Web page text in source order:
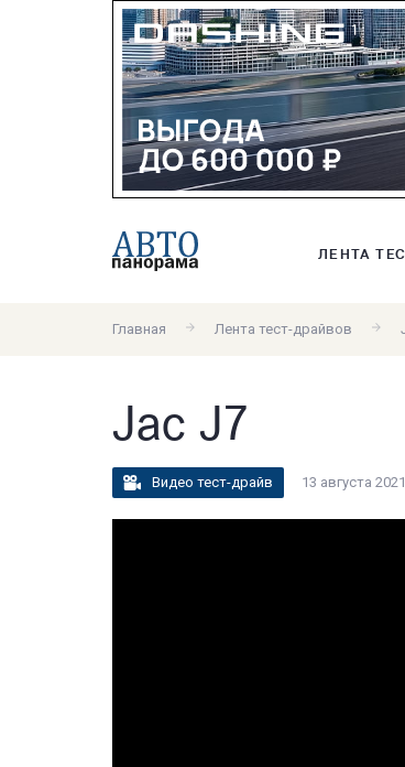
ЛЕНТА
Главная Лента тест-драйвов
Jac J7
Видео тест-драйв 13 августа 2021